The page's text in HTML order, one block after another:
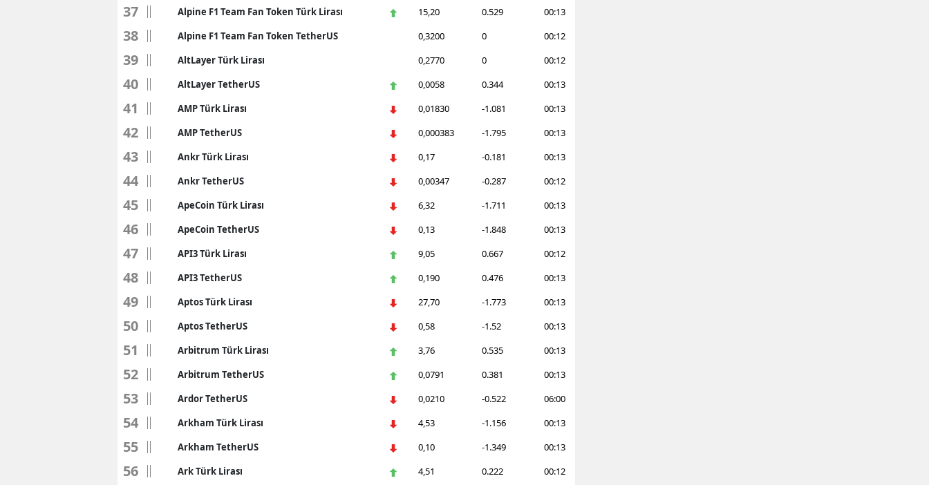
Kütahya
Malatya
Manisa
Muğla
Muş
Nevşehir
Niğde
Sakarya
Samsun
Siirt
37 Alpine F1 Team Fan Token Türk Lirası 15,20 0.529 00:13
38 Alpine F1 Team Fan Token TetherUS 0,3200 0 00:12
39 AltLayer Türk Lirası 0,2770 0 00:12
40 AltLayer TetherUS 0,0058 0.344 00:13
41 AMP Türk Lirası 0,01830 -1.081 00:13
42 AMP TetherUS 0,000383 -1.795 00:13
43 Ankr Türk Lirası 0,17 -0.181 00:13
44 Ankr TetherUS 0,00347 -0.287 00:12
45 ApeCoin Türk Lirası 6,32 -1.711 00:13
46 ApeCoin TetherUS 0,13 -1.848 00:13
47 API3 Türk Lirası 9,05 0.667 00:12
48 API3 TetherUS 0,190 0.476 00:13
49 Aptos Türk Lirası 27,70 -1.773 00:13
50 Aptos TetherUS 0,58 -1.52 00:13
51 Arbitrum Türk Lirası 3,76 0.535 00:13
52 Arbitrum TetherUS 0,0791 0.381 00:13
53 Ardor TetherUS 0,0210 -0.522 06:00
54 Arkham Türk Lirası 4,53 -1.156 00:13
55 Arkham TetherUS 0,10 -1.349 00:13
56 Ark Türk Lirası 4,51 0.222 00:12